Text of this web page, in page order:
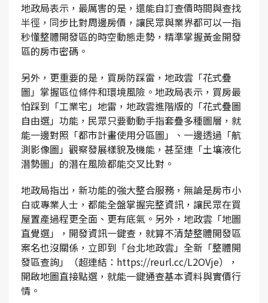
地政局表示，最厲害的是，還能自訂查價時間與查找
半徑，同步比對周邊房價，讓民眾與業界都可以一指
秒懂整體開發區的時空動態走勢，精準掌握黃金開發
區的房市密碼。
另外，更重要的是，買房防踩雷，地政雲「花式疊
圖」掌握區位條件和環境風險。地政局表示，買房最
怕踩到「工業宅」地雷，地政雲進階版的「花式疊圖
自由選」功能，民眾只要動動手指套疊多種圖層，就
能一邊對照「都市計畫使用分區圖」、一邊透過「航
測影像圖」觀察發展樣貌及機能，甚至連「土壤液化
潛勢圖」的潛在風險都能交叉比對。
地政局指出，新功能的強大整合服務，無論是房市小
白或專業人士，都能全盤掌握完整資訊，讓民眾在買
屋置產過程更全面、更有底氣。另外，地政雲「地圖
直覺選」，開發資訊一鍵查，就算不清楚整體開發區
案名也沒關係，立即到「台北地政雲」全新「整體開
發區查詢」（超連結：https://reurl.cc/L2OVje），
開啟地圖直接點選，就能一鍵通查基本資料與實價行
情。